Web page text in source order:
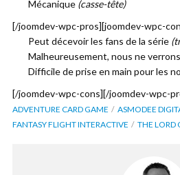
Mécanique (casse-tête)
[/joomdev-wpc-pros][joomdev-wpc-
Peut décevoir les fans de la série
Malheureusement, nous ne
Difficile de prise en main pour les
[/joomdev-wpc-cons][/joomdev-wpc-
ADVENTURE CARD GAME ASMODEE
FANTASY FLIGHT INTERACTIVE
THE LORD